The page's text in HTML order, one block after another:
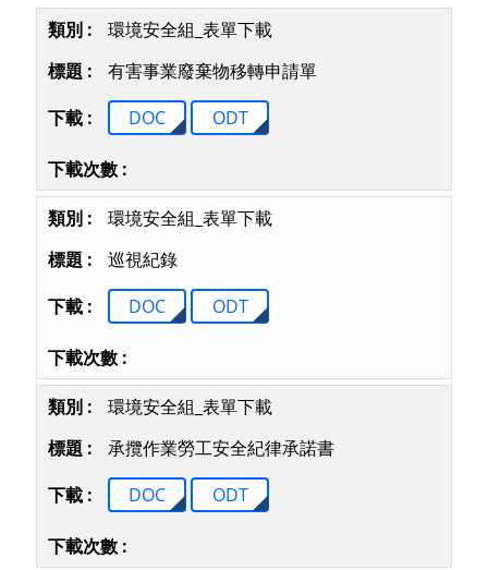
環境安全組_表單下載
有害事業廢棄物移轉申請單
DOC
ODT
環境安全組_表單下載
巡視紀錄
DOC
ODT
環境安全組_表單下載
承攬作業勞工安全紀律承諾書
DOC
ODT